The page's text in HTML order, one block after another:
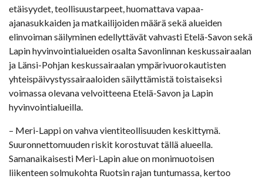
etäisyydet, teollisuustarpeet, huomattava vapaa-
ajanasukkaiden ja matkailijoiden määrä sekä alueiden
elinvoiman säilyminen edellyttävät vahvasti Etelä-Savon sekä
Lapin hyvinvointialueiden osalta Savonlinnan keskussairaalan
ja Länsi-Pohjan keskussairaalan ympärivuorokautisten
yhteispäivystyssairaaloiden säilyttämistä toistaiseksi
voimassa olevana velvoitteena Etelä-Savon ja Lapin
hyvinvointialueilla.
– Meri-Lappi on vahva vientiteollisuuden keskittymä.
Suuronnettomuuden riskit korostuvat tällä alueella.
Samanaikaisesti Meri-Lapin alue on monimuotoisen
liikenteen solmukohta Ruotsin rajan tuntumassa, kertoo